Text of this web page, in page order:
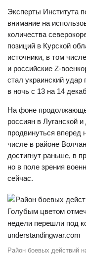
Эксперты Института
внимание на
количества
позиций в Курской
источники, в том
и российские Z-
стал украинский
в ночь с 13 на 14
На фоне
россиян в Луганской
продвинуться вперед
числе в районе
достигнут раньше, в
но в поле зрения
сейчас.
Район боевых действий